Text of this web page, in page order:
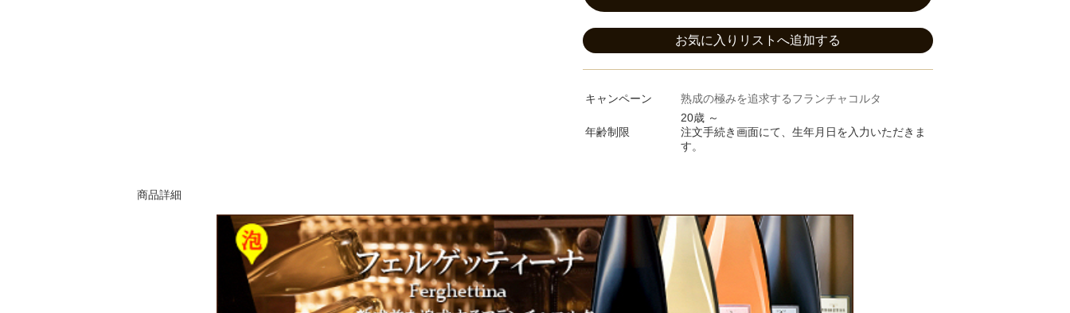
お気に入りリストへ追加する
キャンペーン 熟成の極みを追求するフランチャコルタ
年齢制限
20歳 ～
注文手続き画面にて、生年月日を入力いただきま
す。
商品詳細